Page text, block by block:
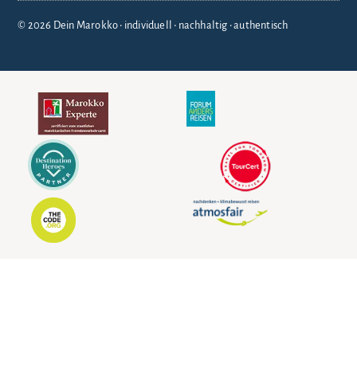
© 2026 Dein Marokko • individuell • nachhaltig • authentisch